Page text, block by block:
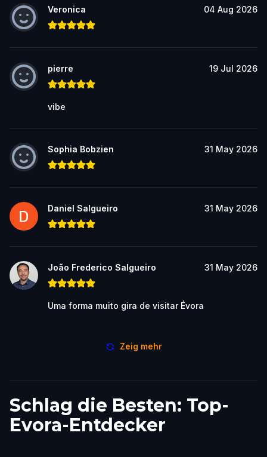
Veronica 04 Aug 2026
pierre 19 Jul 2026
vibe
Sophia Bobzien 31 May 2026
Daniel Salgueiro 31 May 2026
João Frederico Salgueiro 31 May 2026
Uma forma muito gira de visitar Évora
Zeig mehr
Schlag die Besten: Top-
Evora-Entdecker